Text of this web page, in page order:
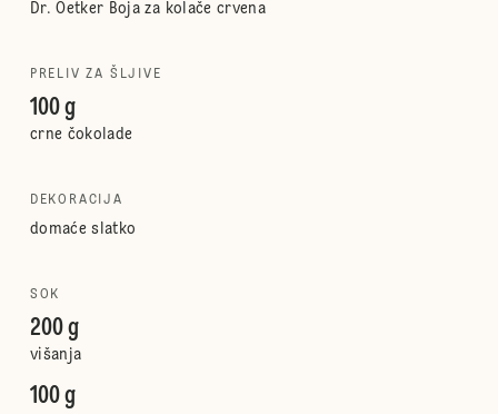
Dr. Oetker Boja za kolače crvena
PRELIV ZA ŠLJIVE
100 g
crne čokolade
DEKORACIJA
domaće slatko
SOK
200 g
višanja
100 g